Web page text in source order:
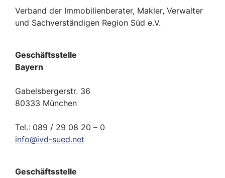
Verband der Immobilienberater, Makler, Verwalter
und Sachverständigen Region Süd e.V.
Geschäftsstelle
Bayern
Gabelsbergerstr. 36
80333 München
Tel.: 089 / 29 08 20 – 0
info@ivd-sued.net
Geschäftsstelle